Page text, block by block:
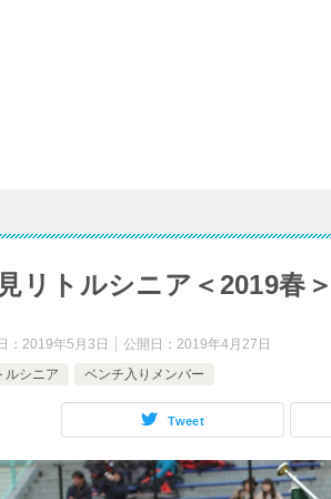
リトルシニア＜2019春
： 2019年5月3日 公開日： 2019年4月27日
ルシニア
ベンチ入りメンバー
Tweet